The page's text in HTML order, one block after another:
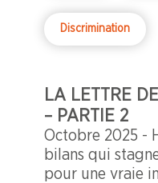
Discrimination
LA LETTRE
– PARTIE 2
Octobre 2025 -
bilans qui
pour une vraie